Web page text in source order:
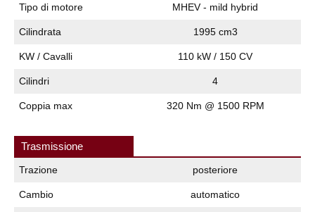
Tipo di motore MHEV - mild hybrid
Cilindrata 1995 cm3
KW / Cavalli 110 kW / 150 CV
Cilindri 4
Coppia max 320 Nm @ 1500 RPM
Trasmissione
Trazione posteriore
Cambio automatico